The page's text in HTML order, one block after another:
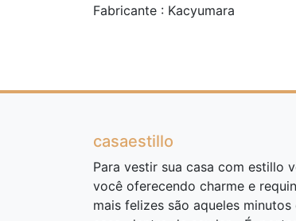
Fabricante : Kacyumara
casaestillo
Para vestir sua casa com estillo
você oferecendo charme e
mais felizes são aqueles